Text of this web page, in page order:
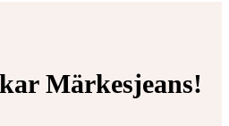
Märkesjeans!